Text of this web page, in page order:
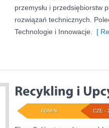
przemysłu i przedsiębiorstw
rozwiązań technicznych.
Technologie i Innowacje.
[
CZE -
ADMIN